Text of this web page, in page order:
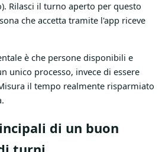
Rilasci il turno aperto per questo
che accetta tramite l'app riceve
è che persone disponibili e
unico processo, invece di essere
il tempo realmente risparmiato
di un buon